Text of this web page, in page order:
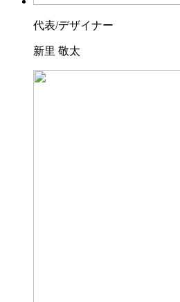
代表/デザイナー
新里 敬太